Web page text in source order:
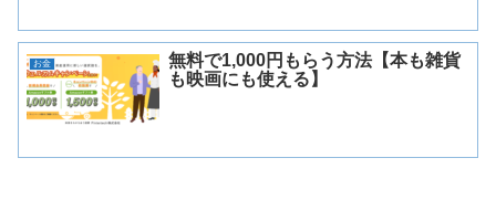
お金
無料で1,000円もらう方法【本も雑貨
も映画にも使える】